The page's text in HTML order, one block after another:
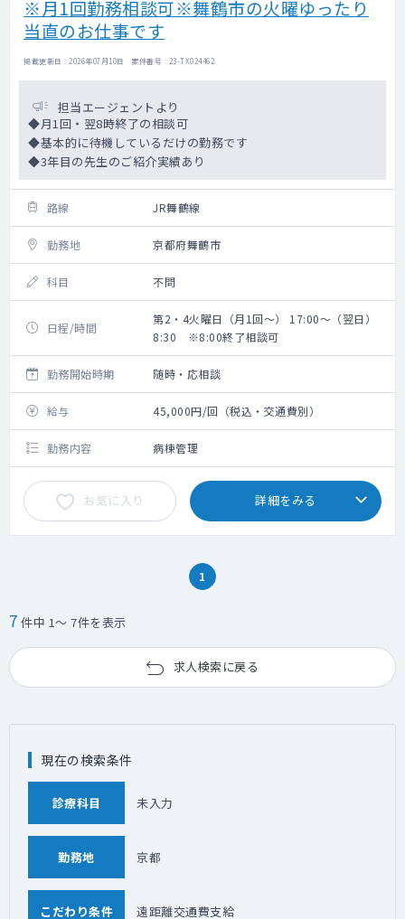
※月1回勤務相談可※舞鶴市の火曜ゆったり
当直のお仕事です
掲載更新日 : 2026年07月10日 案件番号 : 23-TX024462
担当エージェントより
◆月1回・翌8時終了の相談可
◆基本的に待機しているだけの勤務です
◆3年目の先生のご紹介実績あり
路線 JR舞鶴線
勤務地 京都府舞鶴市
科目 不問
日程/時間
第2・4火曜日（月1回～） 17:00～（翌日）
8:30 ※8:00終了相談可
勤務開始時期 随時・応相談
給与 45,000円/回（税込・交通費別）
勤務内容 病棟管理
お気に入り 詳細をみる
1
7 件中 1～ 7件を表示
求人検索に戻る
現在の検索条件
診療科目 未入力
勤務地 京都
こだわり条件 遠距離交通費支給